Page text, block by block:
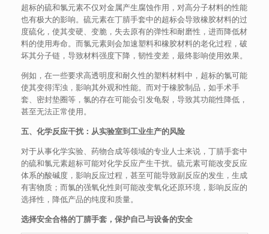
超标的硫和氯元素不仅对金属产生腐蚀作用，对高分子材料的性能
也有极大的影响。硫元素在丁腈手套中的超标会导致橡胶材料的过
度硫化，使其变硬、变脆，失去原有的弹性和耐磨性，进而降低材
料的使用寿命。而氯元素则会加速塑料和橡胶材料的老化过程，破
坏其分子链，导致材料强度下降，韧性变差，最终影响使用效果。
例如，在一些要求高透明度和耐久性的塑料材料中，超标的氯可能
使其变得浑浊，影响其外观和性能。而对于橡胶制品，如手术手
套、密封垫圈等，氯的存在可能会引发龟裂，导致其功能性降低，
甚至无法正常使用。
五、化学反应干扰：从实验室到工业生产的风险
对于从事化学实验、药物合成等领域的专业人士来说，丁腈手套中
的硫和氯元素超标可能对化学反应产生干扰。硫元素可能改变反应
体系的酸碱度，影响反应过程，甚至可能导致副反应的发生，生成
有害物质；而氯的强氧化性则可能改变氧化还原环境，影响反应的
选择性，降低产品的纯度和质量。
选择安全合格的丁腈手套，保护自己与设备的安全